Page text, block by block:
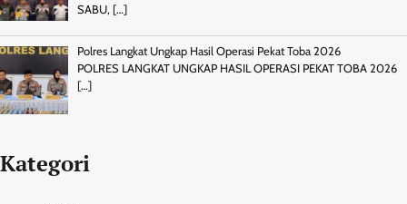
SABU, […]
Polres Langkat Ungkap Hasil Operasi Pekat Toba 2026
POLRES LANGKAT UNGKAP HASIL OPERASI PEKAT TOBA 2026
[…]
Kategori